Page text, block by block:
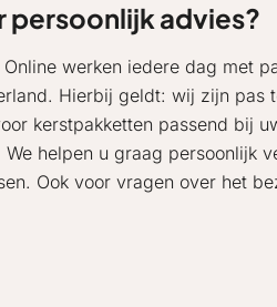
persoonlijk advies?
werken iedere dag met
Hierbij geldt: wij zijn pas
kerstpakketten passend bij
helpen u graag persoonlijk
Ook voor vragen over het